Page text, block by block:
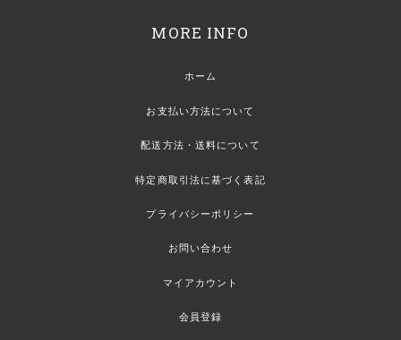
MORE INFO
ホーム
お支払い方法について
配送方法・送料について
特定商取引法に基づく表記
プライバシーポリシー
お問い合わせ
マイアカウント
会員登録